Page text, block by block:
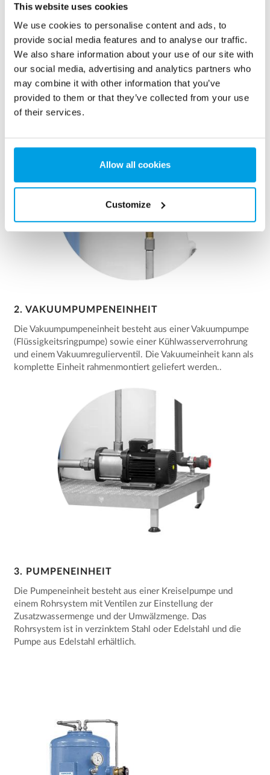
This website uses cookies
We use cookies to personalise content and ads, to
provide social media features and to analyse our traffic.
We also share information about your use of our site with
our social media, advertising and analytics partners who
may combine it with other information that you’ve
provided to them or that they’ve collected from your use
of their services.
Allow all cookies
Customize
1. ENTGASERBEHÄLTER
Der Entgaserbehälter besteht aus verzinktem Stahl oder aus
Edelstahl. Im Behälter befindet sich ein Lochboden, darunter
ein Sammelbecken für entgastes Wasser. Oben auf dem
Zwischenboden sind Füllkörper installiert. Der Behälter ist
mit Instrumenten, Armaturen, sowie mit Füllstandsgebern zur
Niveauregulierung ausgestattet und wird mit einer Halterung
für Wandmontage oder mit einem Gestell geliefert.
2. VAKUUMPUMPENEINHEIT
Die Vakuumpumpeneinheit besteht aus einer Vakuumpumpe
(Flüssigkeitsringpumpe) sowie einer Kühlwasserverrohrung
und einem Vakuumregulierventil. Die Vakuumeinheit kann als
komplette Einheit rahmenmontiert geliefert werden..
3. PUMPENEINHEIT
Die Pumpeneinheit besteht aus einer Kreiselpumpe und
einem Rohrsystem mit Ventilen zur Einstellung der
Zusatzwassermenge und der Umwälzmenge. Das
Rohrsystem ist in verzinktem Stahl oder Edelstahl und die
Pumpe aus Edelstahl erhältlich.